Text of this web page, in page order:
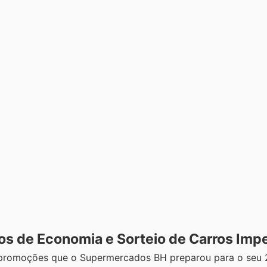
de Economia e Sorteio de Carros
que o Supermercados BH preparou para o seu